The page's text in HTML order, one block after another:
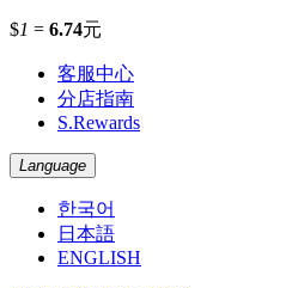
$1 = 6.74元
客服中心
分店指南
S.Rewards
Language
한국어
日本語
ENGLISH